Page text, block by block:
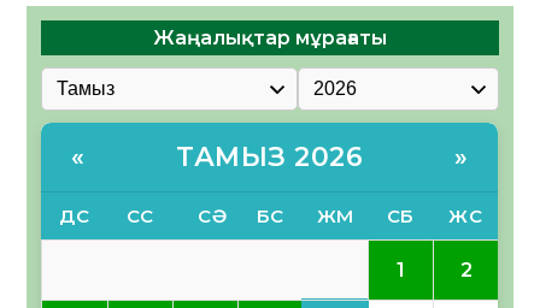
Жаңалықтар мұрағаты
« ТАМЫЗ 2026 »
ДС СС СӘ БС ЖМ СБ ЖС
1 2